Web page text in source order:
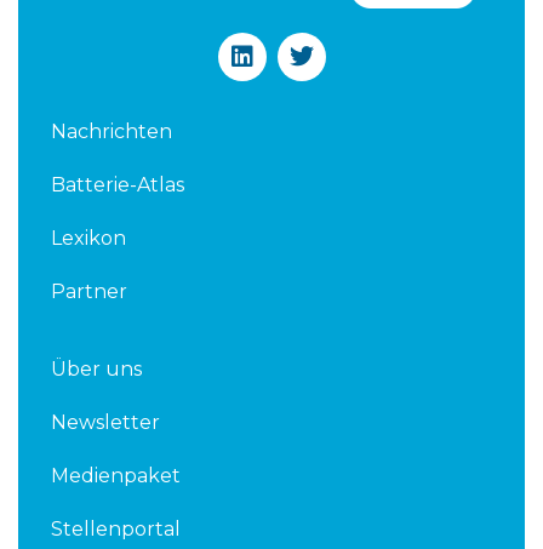
L
i
T
w
Nachrichten
Batterie-Atlas
Lexikon
Partner
Über uns
Newsletter
Medienpaket
Stellenportal